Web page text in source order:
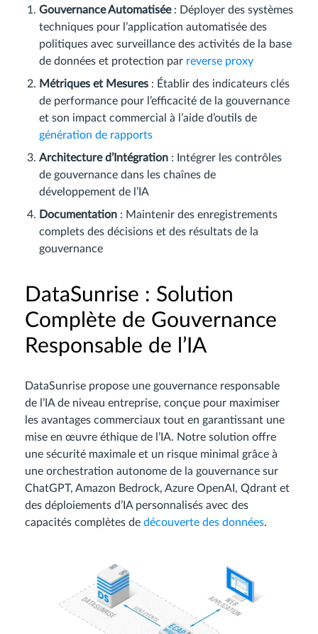
Gouvernance Automatisée: Déployer des systèmes
techniques pour l’application automatisée des
politiques avec surveillance des activités de la base
de données et protection par reverse proxy
Métriques et Mesures : Établir des indicateurs clés
de performance pour l’efficacité de la gouvernance
et son impact commercial à l’aide d’outils de
génération de rapports
Architecture d’Intégration : Intégrer les contrôles
de gouvernance dans les chaînes de
développement de l’IA
Documentation : Maintenir des enregistrements
complets des décisions et des résultats de la
gouvernance
DataSunrise : Solution
Complète de Gouvernance
Responsable de l’IA
DataSunrise propose une gouvernance responsable
de l’IA de niveau entreprise, conçue pour maximiser
les avantages commerciaux tout en garantissant une
mise en œuvre éthique de l’IA. Notre solution offre
une sécurité maximale et un risque minimal grâce à
une orchestration autonome de la gouvernance sur
ChatGPT, Amazon Bedrock, Azure OpenAI, Qdrant et
des déploiements d’IA personnalisés avec des
capacités complètes de découverte des données.